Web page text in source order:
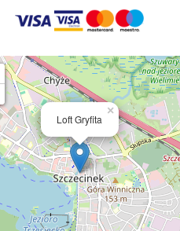
Loft Gryfita
×